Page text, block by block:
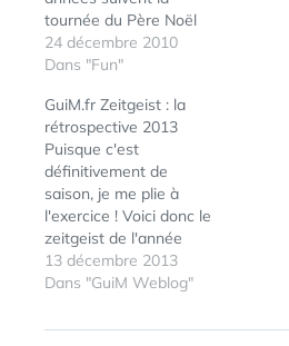
tournée du Père Noël
pour le plus grand
bonheur des petits et
d'annoncer
officiellement que le
père Noël avait de
prendre les airs il y a
quelques minutes. Déjà
un million et demi de
cadeaux…
24 décembre 2010
Dans "Fun"
GuiM.fr Zeitgeist : la
rétrospective 2013
Puisque c'est
définitivement de
saison, je me plie à
l'exercice ! Voici donc le
zeitgeist de l'année
écoulée. Le Zeitgeist
est un terme allemand
temps », utilisé
13 décembre 2013
Dans "GuiM Weblog"